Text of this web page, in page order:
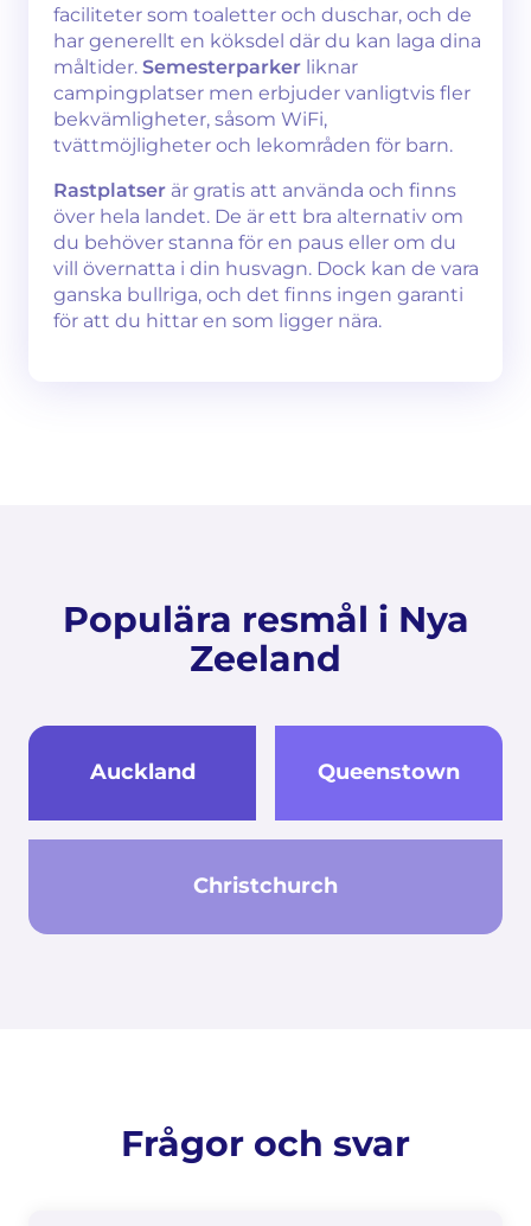
faciliteter som toaletter och duschar, och de
har generellt en köksdel där du kan laga dina
måltider. Semesterparker liknar
campingplatser men erbjuder vanligtvis fler
bekvämligheter, såsom WiFi,
tvättmöjligheter och lekområden för barn.
Rastplatser är gratis att använda och finns
över hela landet. De är ett bra alternativ om
du behöver stanna för en paus eller om du
vill övernatta i din husvagn. Dock kan de vara
ganska bullriga, och det finns ingen garanti
för att du hittar en som ligger nära.
Populära resmål i Nya
Zeeland
Auckland
Christchurch
Queenstown
Frågor och svar